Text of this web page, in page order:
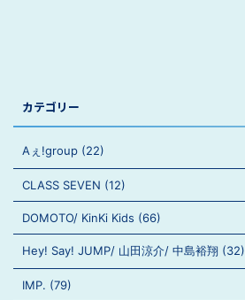
カテゴリー
Aぇ!group (22)
CLASS SEVEN (12)
DOMOTO/ KinKi Kids (66)
Hey! Say! JUMP/ 山田涼介/ 中島裕翔 (32)
IMP. (79)